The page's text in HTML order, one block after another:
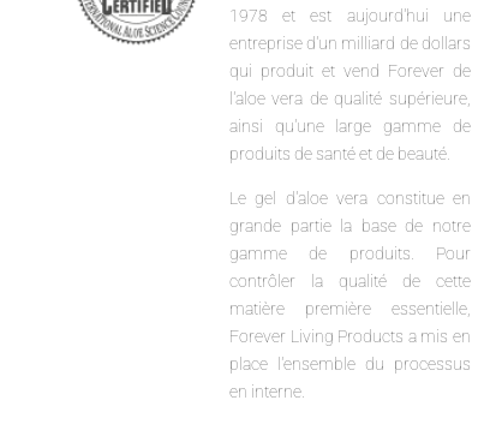
1978 et est aujourd'hui une
entreprise d'un milliard de dollars
qui produit et vend Forever de
l'aloe vera de qualité supérieure,
ainsi qu'une large gamme de
produits de santé et de beauté.
Le gel d'aloe vera constitue en
grande partie la base de notre
gamme de produits. Pour
contrôler la qualité de cette
matière première essentielle,
Forever Living Products a mis en
place l'ensemble du processus
en interne.